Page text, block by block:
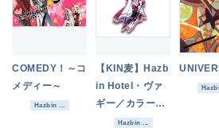
COMEDY！～コ
メディー～
Hazbin ...
【KIN麦】Hazb
in Hotel・ヴァ
ギー／カラーア
クリルキーホル
Hazbin ...